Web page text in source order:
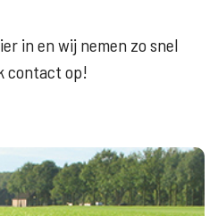
in en wij nemen zo snel
contact op!